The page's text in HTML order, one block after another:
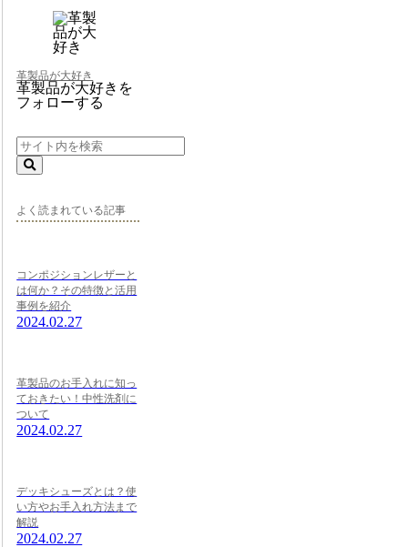
革製品が大好き
革製品が大好きを
フォローする
よく読まれている記事
コンポジションレザーと
は何か？その特徴と活用
事例を紹介
2024.02.27
革製品のお手入れに知っ
ておきたい！中性洗剤に
ついて
2024.02.27
デッキシューズとは？使
い方やお手入れ方法まで
解説
2024.02.27